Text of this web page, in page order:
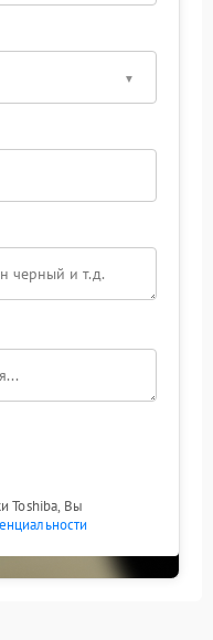
Toshiba, Вы